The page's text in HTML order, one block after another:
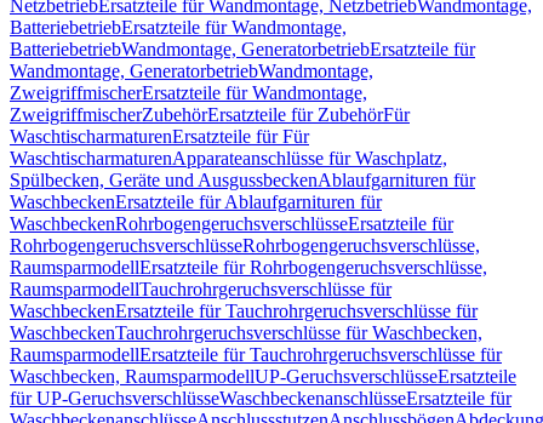
NetzbetriebErsatzteile für Wandmontage, NetzbetriebWandmontage,
BatteriebetriebErsatzteile für Wandmontage,
BatteriebetriebWandmontage, GeneratorbetriebErsatzteile für
Wandmontage, GeneratorbetriebWandmontage,
ZweigriffmischerErsatzteile für Wandmontage,
ZweigriffmischerZubehörErsatzteile für ZubehörFür
WaschtischarmaturenErsatzteile für Für
WaschtischarmaturenApparateanschlüsse für Waschplatz,
Spülbecken, Geräte und AusgussbeckenAblaufgarnituren für
WaschbeckenErsatzteile für Ablaufgarnituren für
WaschbeckenRohrbogengeruchsverschlüsseErsatzteile für
RohrbogengeruchsverschlüsseRohrbogengeruchsverschlüsse,
RaumsparmodellErsatzteile für Rohrbogengeruchsverschlüsse,
RaumsparmodellTauchrohrgeruchsverschlüsse für
WaschbeckenErsatzteile für Tauchrohrgeruchsverschlüsse für
WaschbeckenTauchrohrgeruchsverschlüsse für Waschbecken,
RaumsparmodellErsatzteile für Tauchrohrgeruchsverschlüsse für
Waschbecken, RaumsparmodellUP-GeruchsverschlüsseErsatzteile
für UP-GeruchsverschlüsseWaschbeckenanschlüsseErsatzteile für